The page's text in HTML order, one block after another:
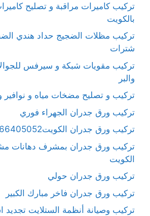
تركيب كاميرات مراقبة و تصليح
بالكويت
تركيب مظلات الضجيج حداد هندي
شترات
تركيب مقويات شبكة و سيرفس
والبر
تركيب و تصليح مضخات مياه و نوافير
تركيب ورق جدران الجهراء فوري
تركيب ورق جدران الكويت66405052
تركيب ورق جدران بمشرف دهانات
الكويت
تركيب ورق جدران حولي
تركيب ورق جدران فاخر مبارك الكبير
تركيب وصيانة أنظمة الستلايت تجديد